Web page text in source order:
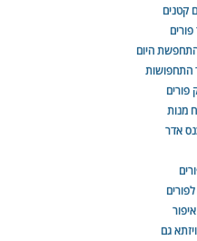
קטנים
פורים
היום
התחפושות
מנות
אדר
גם